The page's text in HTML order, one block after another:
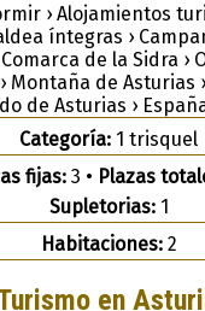
› Alojamientos
íntegras ›
Comarca de la Sidra ›
Montaña de Asturias
de Asturias ›
Categoría: 1 trisquel
fijas: 3 • Plazas
Supletorias:1
Habitaciones:2